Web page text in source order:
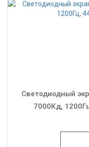
Светодиодный
7000Кд,